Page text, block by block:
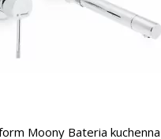
Moony Bateria kuchenna